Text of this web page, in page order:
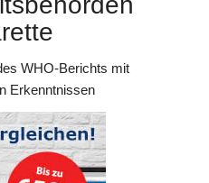
WHO-Berichts mit
Erkenntnissen